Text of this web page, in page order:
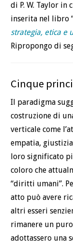
di P. W. Taylor in
inserita nel libro
strategia, etica e
Ripropongo di
Cinque
Il paradigma
costruzione di
verticale come
empatia,
loro significato
coloro che
“diritti umani”.
atto può avere
altri esseri
rimanere un
adottassero una